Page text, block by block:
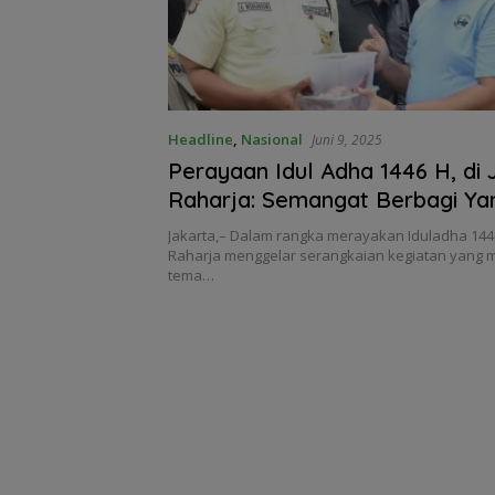
Headline, Nasional Juni 9, 2025
Perayaan Idul Adha 1446 H, di
Raharja: Semangat Berbagi
Sebagai Cerminan Pelayanan
Keselamatan Masyarakat
Jakarta,– Dalam rangka merayakan Iduladha
Raharja menggelar serangkaian kegiatan yang
tema…